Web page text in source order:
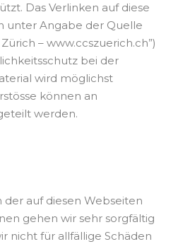
Das Verlinken auf diese
unter Angabe der Quelle
– www.ccszuerich.ch”)
bei der
wird möglichst
können an
werden.
auf diesen Webseiten
gehen wir sehr sorgfältig
nicht für allfällige Schäden